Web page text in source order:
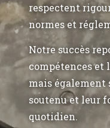
respectent
normes et
Notre succès
compétences et
mais également
soutenu et leur
quotidien.